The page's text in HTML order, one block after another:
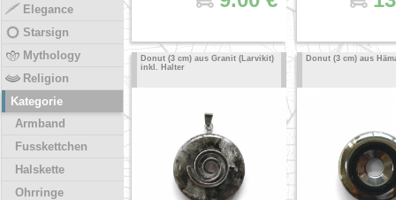
Donut (3 cm) aus Granit (Larvikit)
inkl. Halter
Donut (3 cm) aus
Elegance
Starsign
Mythology
Religion
Kategorie
Armband
Fusskettchen
Halskette
Ohrringe